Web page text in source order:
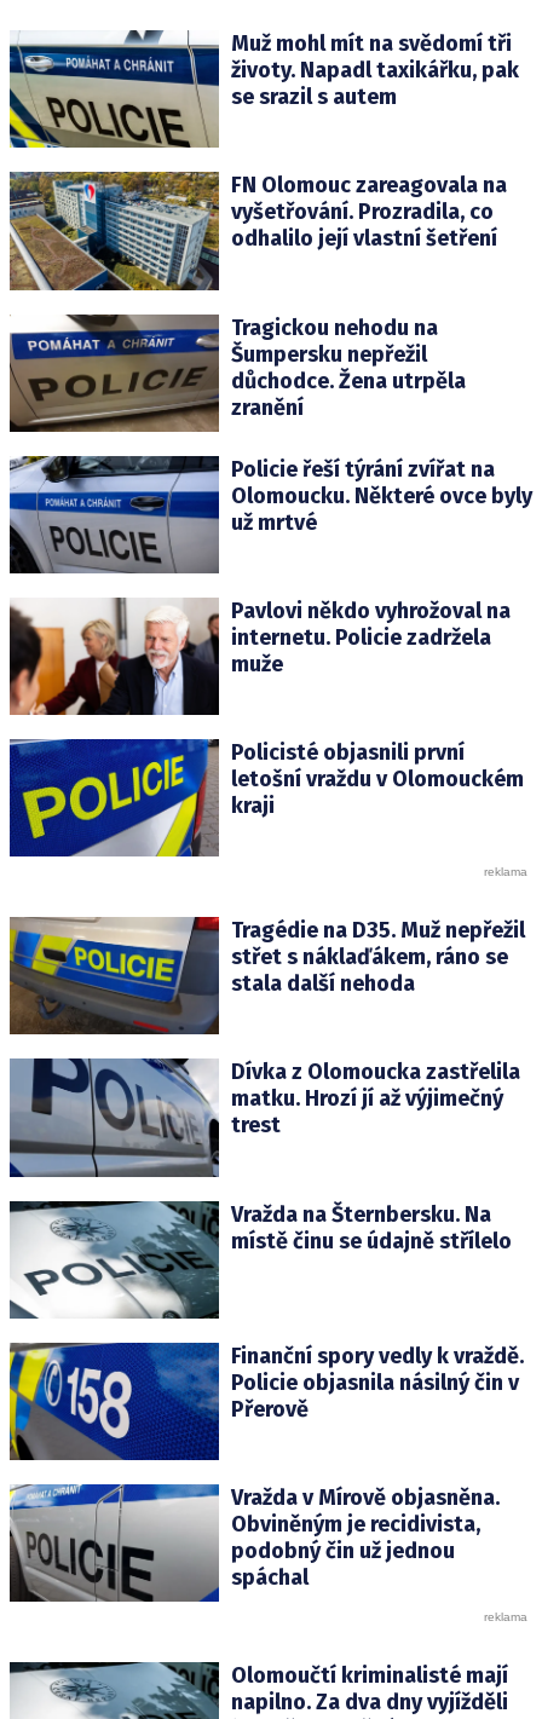
Muž mohl mít na svědomí tři
životy. Napadl taxikářku, pak
se srazil s autem
FN Olomouc zareagovala na
vyšetřování. Prozradila, co
odhalilo její vlastní šetření
Tragickou nehodu na
Šumpersku nepřežil
důchodce. Žena utrpěla
zranění
Policie řeší týrání zvířat na
Olomoucku. Některé ovce byly
už mrtvé
Pavlovi někdo vyhrožoval na
internetu. Policie zadržela
muže
Policisté objasnili první
letošní vraždu v Olomouckém
kraji
Tragédie na D35. Muž nepřežil
střet s náklaďákem, ráno se
stala další nehoda
Dívka z Olomoucka zastřelila
matku. Hrozí jí až výjimečný
trest
Vražda na Šternbersku. Na
místě činu se údajně střílelo
Finanční spory vedly k vraždě.
Policie objasnila násilný čin v
Přerově
Vražda v Mírově objasněna.
Obviněným je recidivista,
podobný čin už jednou
spáchal
Olomoučtí kriminalisté mají
napilno. Za dva dny vyjížděli